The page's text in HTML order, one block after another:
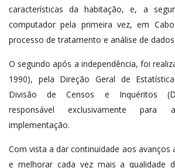
características da habitação, e, a
computador pela primeira vez, em
processo de tratamento e análise de dados.
O segundo após a independência, foi
1990), pela Direção Geral de
Divisão de Censos e Inquéritos
responsável exclusivamente para
implementação.
Com vista a dar continuidade aos avanços
e melhorar cada vez mais a qualidade